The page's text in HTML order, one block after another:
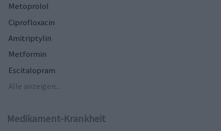
Metoprolol
Ciprofloxacin
Amitriptylin
Metformin
Escitalopram
Alle anzeigen...
Medikament-Krankheit